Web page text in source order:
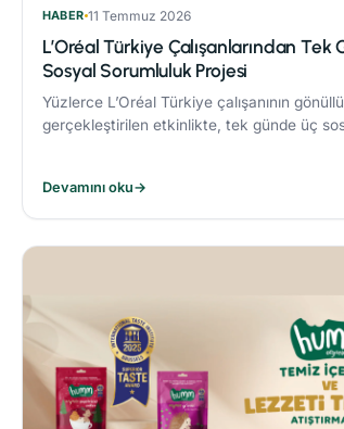
HABER 11 Temmuz 2026
L’Oréal Türkiye Çalışanlarından Tek
Sosyal Sorumluluk Projesi
Yüzlerce L’Oréal Türkiye çalışanının gönüllü
gerçekleştirilen etkinlikte, tek günde üç
Devamını oku→